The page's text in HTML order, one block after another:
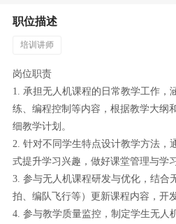
职位描述
培训讲师
岗位职责
1. 承担无人机课程的日常教学工作，
练、编程控制等内容，根据教学大纲
细教学计划。
2. 针对不同学生特点设计教学方法，
式提升学习兴趣，做好课堂管理与学
3. 参与无人机课程研发与优化，结合
拍、编队飞行等）更新课程内容，开
4. 参与教学质量监控，制定学生无人